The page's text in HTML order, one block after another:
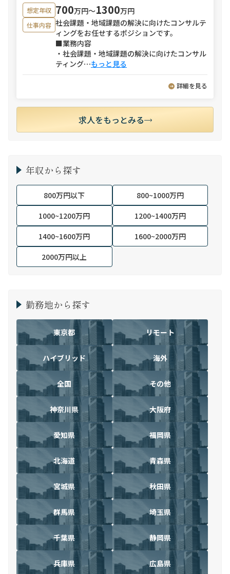
想定年収 700万円〜1300万円
仕事内容 社会課題・地域課題の解決に向けたコンサルテ
ィングをお任せするポジションです。
■業務内容
・社会課題・地域課題の解決に向けたコンサル
ティング⋯もっと見る
詳細を見る
求人をもっとみる
年収から探す
800万円以下
800~1000万円
1000~1200万円
1200~1400万円
1400~1600万円
1600~2000万円
2000万円以上
勤務地から探す
東京都 リモート
ハイブリッド 海外
全国 その他
神奈川県 大阪府
愛知県 福岡県
北海道 青森県
宮城県 秋田県
群馬県 埼玉県
千葉県 静岡県
兵庫県 広島県